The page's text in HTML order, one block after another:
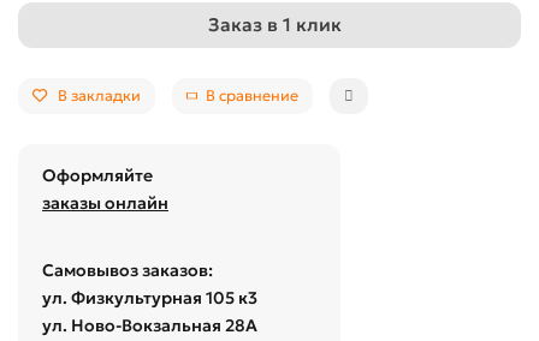
Заказ в 1 клик
В закладки В сравнение
Оформляйте
заказы онлайн
Самовывоз заказов:
ул. Физкультурная 105 к3
ул. Ново-Вокзальная 28А